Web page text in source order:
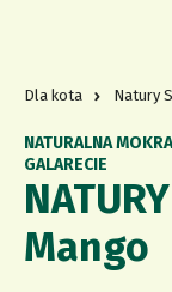
Dla kota Natury
Mango
NATURALNA
GALARECIE